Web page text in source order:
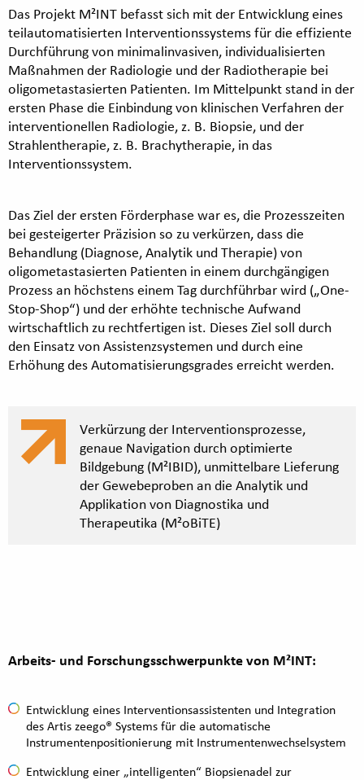
Das Projekt M²INT befasst sich mit der Entwicklung eines
teilautomatisierten Interventionssystems für die effiziente
Durchführung von minimalinvasiven, individualisierten
Maßnahmen der Radiologie und der Radiotherapie bei
oligometastasierten Patienten. Im Mittelpunkt stand in der
ersten Phase die Einbindung von klinischen Verfahren der
interventionellen Radiologie, z. B. Biopsie, und der
Strahlentherapie, z. B. Brachytherapie, in das
Interventionssystem.
Das Ziel der ersten Förderphase war es, die Prozesszeiten
bei gesteigerter Präzision so zu verkürzen, dass die
Behandlung (Diagnose, Analytik und Therapie) von
oligometastasierten Patienten in einem durchgängigen
Prozess an höchstens einem Tag durchführbar wird („One-
Stop-Shop“) und der erhöhte technische Aufwand
wirtschaftlich zu rechtfertigen ist. Dieses Ziel soll durch
den Einsatz von Assistenzsystemen und durch eine
Erhöhung des Automatisierungsgrades erreicht werden.
Verkürzung der Interventionsprozesse,
genaue Navigation durch optimierte
Bildgebung (M²IBID), unmittelbare Lieferung
der Gewebeproben an die Analytik und
Applikation von Diagnostika und
Therapeutika (M²oBiTE)
Arbeits- und Forschungsschwerpunkte von M²INT:
Entwicklung eines Interventionsassistenten und Integration
des Artis zeego® Systems für die automatische
Instrumentenpositionierung mit Instrumentenwechselsystem
Entwicklung einer „intelligenten“ Biopsienadel zur